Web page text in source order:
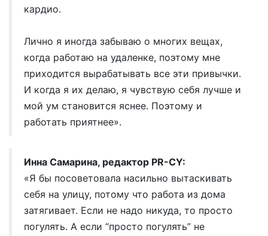
кардио.
Лично я иногда забываю о многих вещах,
когда работаю на удаленке, поэтому мне
приходится вырабатывать все эти привычки.
И когда я их делаю, я чувствую себя лучше и
мой ум становится яснее. Поэтому и
работать приятнее».
Инна Самарина, редактор PR-CY:
«Я бы посоветовала насильно вытаскивать
себя на улицу, потому что работа из дома
затягивает. Если не надо никуда, то просто
погулять. А если “просто погулять” не